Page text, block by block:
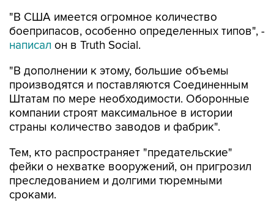
написал он в Truth Social.
"В дополнении к этому, большие объемы
Штатам по мере необходимости. Оборонные
компании строят максимальное в истории
страны количество заводов и фабрик".
Тем, кто распространяет "предательские"
преследованием и долгими тюремными
сроками.
The Washington Post со ссылкой два источника